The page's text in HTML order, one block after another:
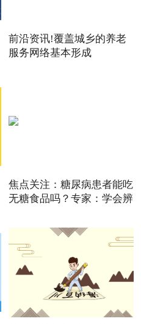
前沿资讯!覆盖城乡的养老
服务网络基本形成
焦点关注：糖尿病患者能吃
无糖食品吗？专家：学会辨